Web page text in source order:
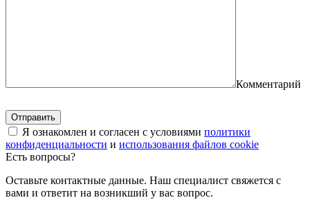
Комментарий
Я ознакомлен и согласен с условиями политики
конфиденциальности и использования файлов cookie
Есть вопросы?
Оставьте контактные данные. Наш специалист свяжется с
вами и ответит на возникший у вас вопрос.